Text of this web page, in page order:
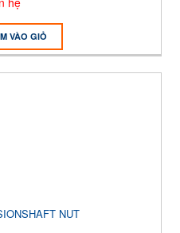
VÀO GIỎ
NUT